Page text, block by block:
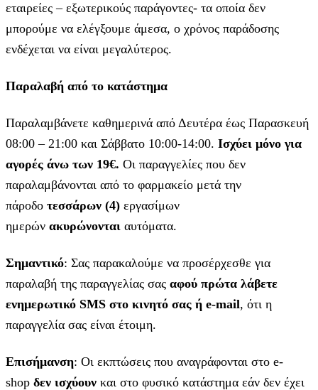
εταιρείες – εξωτερικούς παράγοντες- τα οποία δεν
μπορούμε να ελέγξουμε άμεσα, ο χρόνος παράδοσης
ενδέχεται να είναι μεγαλύτερος.
Παραλαβή από το κατάστημα
Παραλαμβάνετε καθημερινά από Δευτέρα έως Παρασκευή
08:00 – 21:00 και Σάββατο 10:00-14:00. Ισχύει μόνο για
αγορές άνω των 19€. Οι παραγγελίες που δεν
παραλαμβάνονται από το φαρμακείο μετά την
πάροδο τεσσάρων (4) εργασίμων
ημερών ακυρώνονται αυτόματα.
Σημαντικό: Σας παρακαλούμε να προσέρχεσθε για
παραλαβή της παραγγελίας σας αφού πρώτα λάβετε
ενημερωτικό SMS στο κινητό σας ή e-mail, ότι η
παραγγελία σας είναι έτοιμη.
Επισήμανση: Οι εκπτώσεις που αναγράφονται στο e-
shop δεν ισχύουν και στο φυσικό κατάστημα εάν δεν έχει